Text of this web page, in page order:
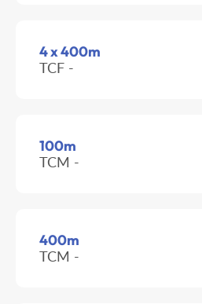
4 x 400m
TCF -
100m
TCM -
400m
TCM -